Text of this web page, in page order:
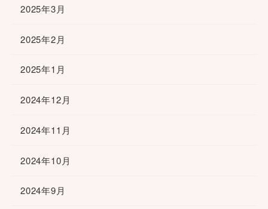
2025年3月
2025年2月
2025年1月
2024年12月
2024年11月
2024年10月
2024年9月